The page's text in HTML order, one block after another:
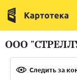
Италия
Люксембург
Нидерланды
ООО
Следить за